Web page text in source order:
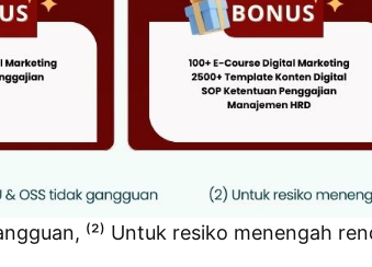
⁽²⁾ Untuk resiko menengah